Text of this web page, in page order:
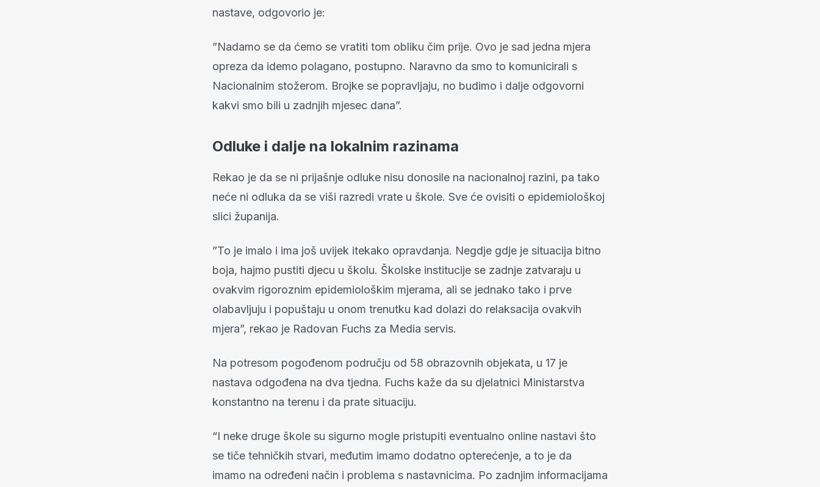
nastave, odgovorio je:
”Nadamo se da ćemo se vratiti tom obliku čim prije. Ovo je sad jedna mjera
opreza da idemo polagano, postupno. Naravno da smo to komunicirali s
Nacionalnim stožerom. Brojke se popravljaju, no budimo i dalje odgovorni
kakvi smo bili u zadnjih mjesec dana”.
Odluke i dalje na lokalnim razinama
Rekao je da se ni prijašnje odluke nisu donosile na nacionalnoj razini, pa tako
neće ni odluka da se viši razredi vrate u škole. Sve će ovisiti o epidemiološkoj
slici županija.
”To je imalo i ima još uvijek itekako opravdanja. Negdje gdje je situacija bitno
boja, hajmo pustiti djecu u školu. Školske institucije se zadnje zatvaraju u
ovakvim rigoroznim epidemiološkim mjerama, ali se jednako tako i prve
olabavljuju i popuštaju u onom trenutku kad dolazi do relaksacija ovakvih
mjera”, rekao je Radovan Fuchs za Media servis.
Na potresom pogođenom području od 58 obrazovnih objekata, u 17 je
nastava odgođena na dva tjedna. Fuchs kaže da su djelatnici Ministarstva
konstantno na terenu i da prate situaciju.
“I neke druge škole su sigurno mogle pristupiti eventualno online nastavi što
se tiče tehničkih stvari, međutim imamo dodatno opterećenje, a to je da
imamo na određeni način i problema s nastavnicima. Po zadnjim informacijama